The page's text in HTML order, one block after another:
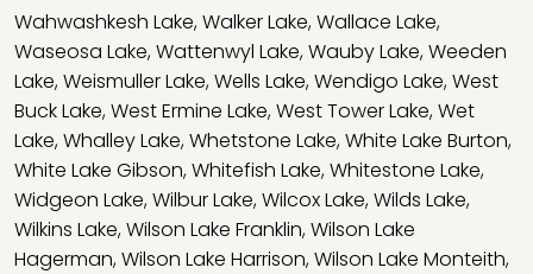
Wahwashkesh Lake,Walker Lake,Wallace Lake,
Waseosa Lake,Wattenwyl Lake,Wauby Lake,Weeden
Lake,Weismuller Lake,Wells Lake,Wendigo Lake,West
Buck Lake,West Ermine Lake,West Tower Lake,Wet
Lake,Whalley Lake,Whetstone Lake,White Lake Burton,
White Lake Gibson,Whitefish Lake,Whitestone Lake,
Widgeon Lake,Wilbur Lake,Wilcox Lake,Wilds Lake,
Wilkins Lake,Wilson Lake Franklin,Wilson Lake
Hagerman,Wilson Lake Harrison,Wilson Lake Monteith,